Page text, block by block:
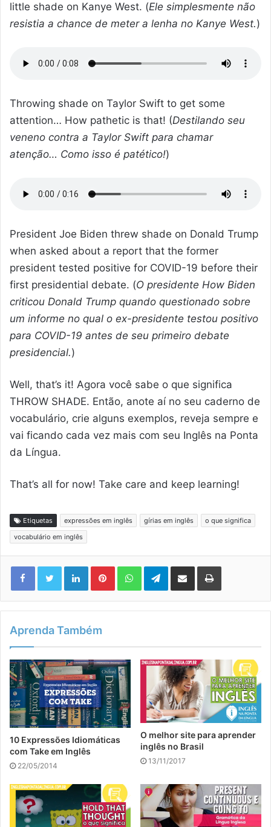
little shade on Kanye West. (Ele simplesmente não
resistia a chance de meter a lenha no Kanye West.)
Throwing shade on Taylor Swift to get some
attention… How pathetic is that! (Destilando seu
veneno contra a Taylor Swift para chamar
atenção… Como isso é patético!)
President Joe Biden threw shade on Donald Trump
when asked about a report that the former
president tested positive for COVID-19 before their
first presidential debate. (O presidente How Biden
criticou Donald Trump quando questionado sobre
um informe no qual o ex-presidente testou positivo
para COVID-19 antes de seu primeiro debate
presidencial.)
Well, that’s it! Agora você sabe o que significa
THROW SHADE. Então, anote aí no seu caderno de
vocabulário, crie alguns exemplos, reveja sempre e
vai ficando cada vez mais com seu Inglês na Ponta
da Língua.
That’s all for now! Take care and keep learning!
Etiquetas expressões em inglês gírias em inglês
o que significa
vocabulário em inglês
LinkedinPinterestWhatsAppTelegram
Compartilhar via e-mail Imprimir
Aprenda Também
10 Expressões Idiomáticas
com Take em Inglês
22/05/2014
O melhor site para aprender
inglês no Brasil
13/11/2017